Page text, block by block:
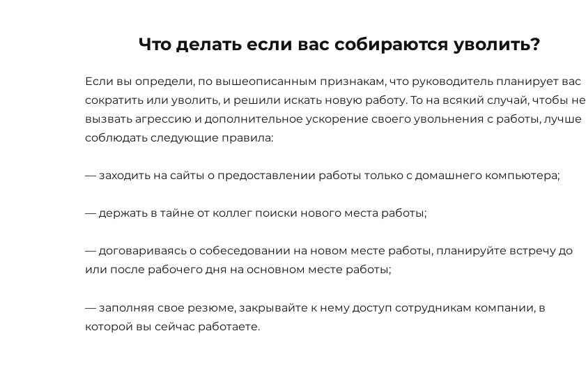
Что делать если вас собираются уволить?
Если вы определи, по вышеописанным признакам, что руководитель планирует вас
сократить или уволить, и решили искать новую работу. То на всякий случай, чтобы не
вызвать агрессию и дополнительное ускорение своего увольнения с работы, лучше
соблюдать следующие правила:
— заходить на сайты о предоставлении работы только с домашнего компьютера;
— держать в тайне от коллег поиски нового места работы;
— договариваясь о собеседовании на новом месте работы, планируйте встречу до
или после рабочего дня на основном месте работы;
— заполняя свое резюме, закрывайте к нему доступ сотрудникам компании, в
которой вы сейчас работаете.